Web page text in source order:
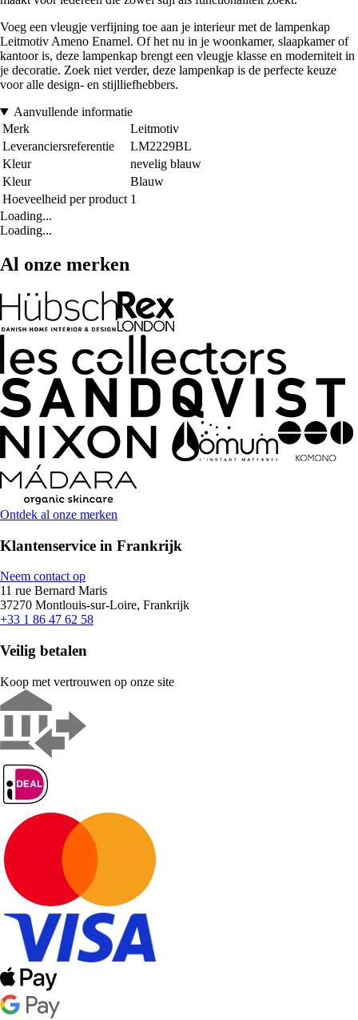
Voeg een vleugje verfijning toe aan je interieur met de lampenkap
Leitmotiv Ameno Enamel. Of het nu in je woonkamer, slaapkamer of
kantoor is, deze lampenkap brengt een vleugje klasse en moderniteit in
je decoratie. Zoek niet verder, deze lampenkap is de perfecte keuze
voor alle design- en stijlliefhebbers.
Aanvullende informatie
Merk
Leitmotiv
Leveranciersreferentie
LM2229BL
Kleur
nevelig blauw
Kleur
Blauw
Hoeveelheid per product 1
Loading...
Loading...
Al onze merken
Ontdek al onze merken
Klantenservice in Frankrijk
Neem contact op
11 rue Bernard Maris
37270 Montlouis-sur-Loire, Frankrijk
+33 1 86 47 62 58
Veilig betalen
Koop met vertrouwen op onze site